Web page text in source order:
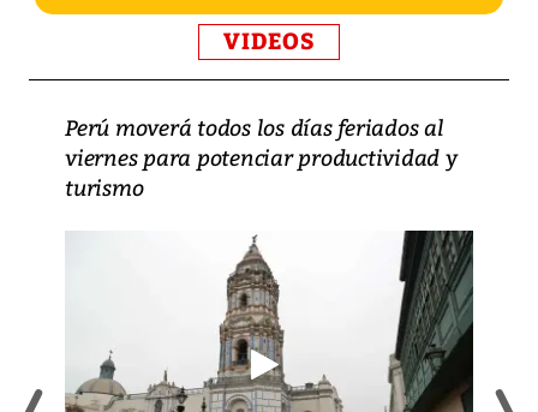
VIDEOS
Perú moverá todos los días feriados al
viernes para potenciar productividad y
turismo